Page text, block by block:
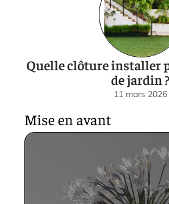
Quelle clôture installer
de jardin ?
11 mars 2026
Mise en avant